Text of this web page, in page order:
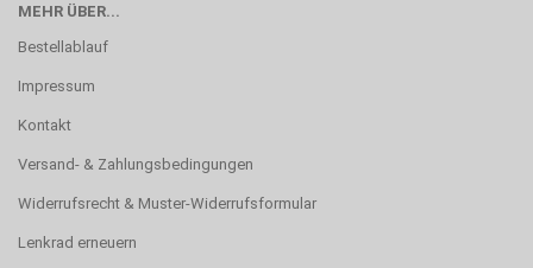
MEHR ÜBER...
Bestellablauf
Impressum
Kontakt
Versand- & Zahlungsbedingungen
Widerrufsrecht & Muster-Widerrufsformular
Lenkrad erneuern